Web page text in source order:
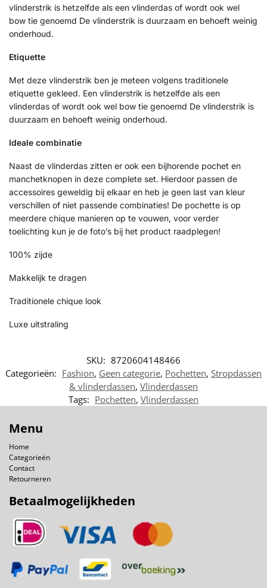
vlinderstrik is hetzelfde als een vlinderdas of wordt ook wel
bow tie genoemd De vlinderstrik is duurzaam en behoeft weinig
onderhoud.
Etiquette
Met deze vlinderstrik ben je meteen volgens traditionele
etiquette gekleed. Een vlinderstrik is hetzelfde als een
vlinderdas of wordt ook wel bow tie genoemd De vlinderstrik is
duurzaam en behoeft weinig onderhoud.
Ideale combinatie
Naast de vlinderdas zitten er ook een bijhorende pochet en
manchetknopen in deze complete set. Hierdoor passen de
accessoires geweldig bij elkaar en heb je geen last van kleur
verschillen of niet passende combinaties! De pochette is op
meerdere chique manieren op te vouwen, voor verder
toelichting kun je de foto’s bij het product raadplegen!
100% zijde
Makkelijk te dragen
Traditionele chique look
Luxe uitstraling
SKU: 8720604148466
Categorieën: Fashion, Geen categorie, Pochetten, Stropdassen
& vlinderdassen, Vlinderdassen
Tags: Pochetten, Vlinderdassen
Menu
Home
Categorieën
Contact
Retourneren
Betaalmogelijkheden